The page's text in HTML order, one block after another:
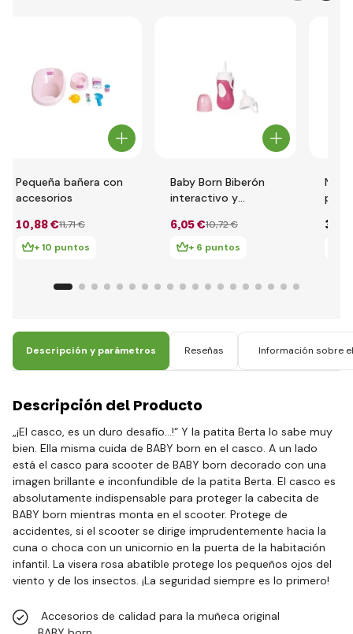
Pequeña bañera con
accesorios
10,88 €11,71 €
+ 10 puntos
Baby Born Biberón
interactivo y
6,05 €10,72 €
+ 6 puntos
NBB
para
3
Descripción y parámetros Reseñas Información sobre
Descripción del Producto
„¡El casco, es un duro desafío…!“ Y la patita Berta lo sabe muy
bien. Ella misma cuida de BABY born en el casco. A un lado
está el casco para scooter de BABY born decorado con una
imagen brillante e inconfundible de la patita Berta. El casco es
absolutamente indispensable para proteger la cabecita de
BABY born mientras monta en el scooter. Protege de
accidentes, si el scooter se dirige imprudentemente hacia la
cuna o choca con un unicornio en la puerta de la habitación
infantil. La visera rosa abatible protege los pequeños ojos del
viento y de los insectos. ¡La seguridad siempre es lo primero!
Accesorios de calidad para la muñeca original